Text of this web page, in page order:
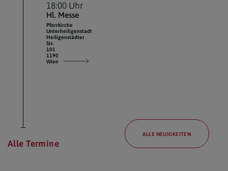
ALLE NEUIGKEITEN
18:00 Uhr
Hl. Messe
Pfarrkirche
Unterheiligenstadt
Heiligenstädter
Str.
101
1190
Wien
Alle Termine